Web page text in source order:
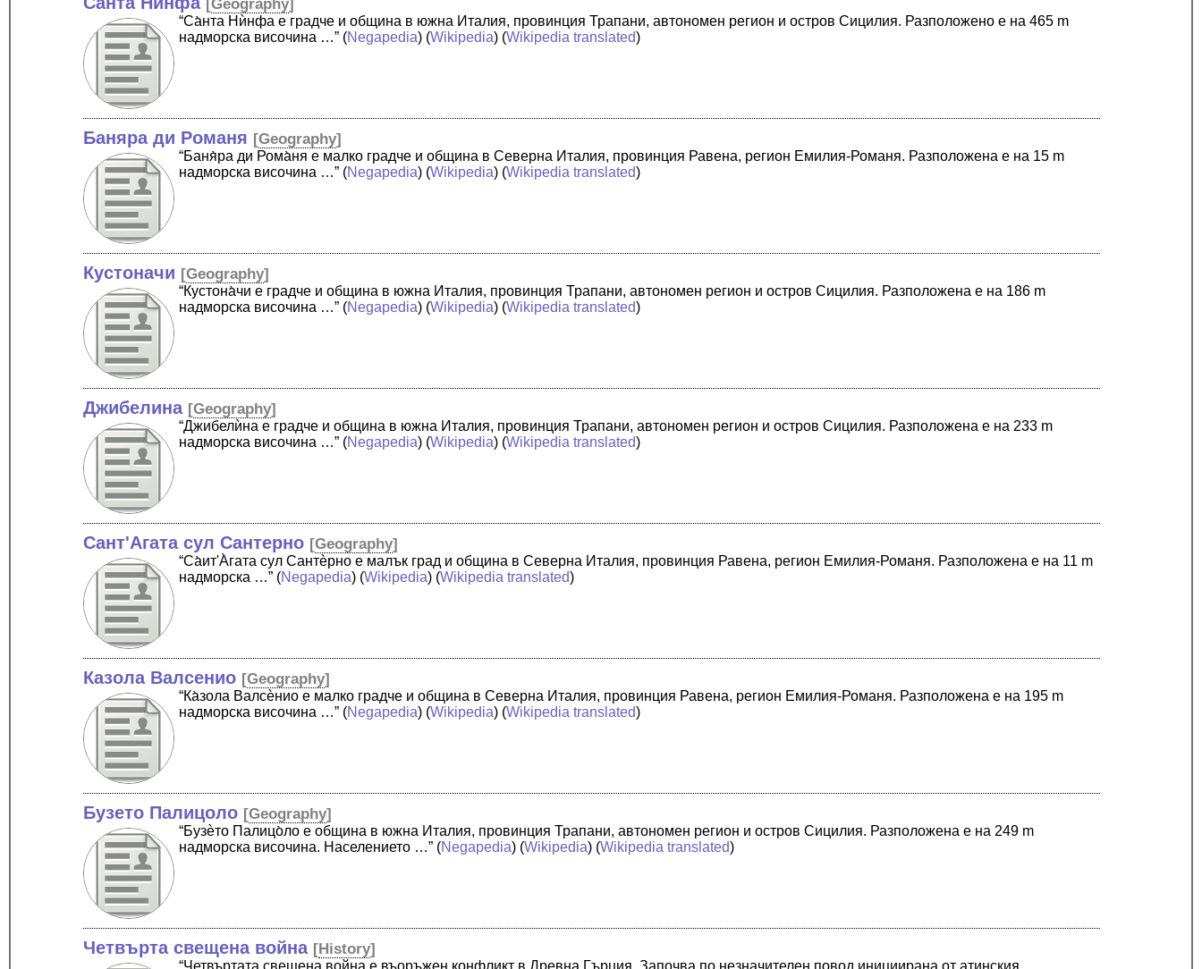
[Geography]
“Са̀нта Нѝнфа е градче и община в южна Италия, провинция Трапани, автономен регион и остров Сицилия. Разположено е на 465 m
надморска височина …” (Negapedia) (Wikipedia) (Wikipedia translated)
Баняра ди Романя [Geography]
“Баня̀ра ди Рома̀ня е малко градче и община в Северна Италия, провинция Равена, регион Емилия-Романя. Разположена е на 15 m
надморска височина …” (Negapedia) (Wikipedia) (Wikipedia translated)
Кустоначи [Geography]
“Кустона̀чи е градче и община в южна Италия, провинция Трапани, автономен регион и остров Сицилия. Разположена е на 186 m
надморска височина …” (Negapedia) (Wikipedia) (Wikipedia translated)
Джибелина [Geography]
“Джибелѝна е градче и община в южна Италия, провинция Трапани, автономен регион и остров Сицилия. Разположена е на 233 m
надморска височина …” (Negapedia) (Wikipedia) (Wikipedia translated)
Сант'Агата сул Сантерно [Geography]
“Cа̀ит'А̀гата сул Сантѐрно е малък град и община в Северна Италия, провинция Равена, регион Емилия-Романя. Разположена е на 11 m
надморска …” (Negapedia) (Wikipedia) (Wikipedia translated)
Казола Валсенио [Geography]
“Ка̀зола Валсѐнио е малко градче и община в Северна Италия, провинция Равена, регион Емилия-Романя. Разположена е на 195 m
надморска височина …” (Negapedia) (Wikipedia) (Wikipedia translated)
Бузето Палицоло [Geography]
“Бузѐто Палицо̀ло е община в южна Италия, провинция Трапани, автономен регион и остров Сицилия. Разположена е на 249 m
надморска височина. Населението …” (Negapedia) (Wikipedia) (Wikipedia translated)
Четвърта свещена война [History]
“Четвъртата свещена война е въоръжен конфликт в Древна Гърция. Започва по незначителен повод инициирана от атинския